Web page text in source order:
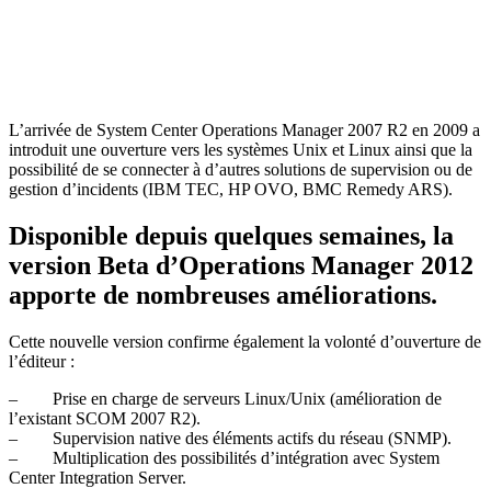
L’arrivée de System Center Operations Manager 2007 R2 en 2009 a
introduit une ouverture vers les systèmes Unix et Linux ainsi que la
possibilité de se connecter à d’autres solutions de supervision ou de
gestion d’incidents (IBM TEC, HP OVO, BMC Remedy ARS).
Disponible depuis quelques semaines, la
version Beta d’Operations Manager 2012
apporte de nombreuses améliorations.
Cette nouvelle version confirme également la volonté d’ouverture de
l’éditeur :
– Prise en charge de serveurs Linux/Unix (amélioration de
l’existant SCOM 2007 R2).
– Supervision native des éléments actifs du réseau (SNMP).
– Multiplication des possibilités d’intégration avec System
Center Integration Server.